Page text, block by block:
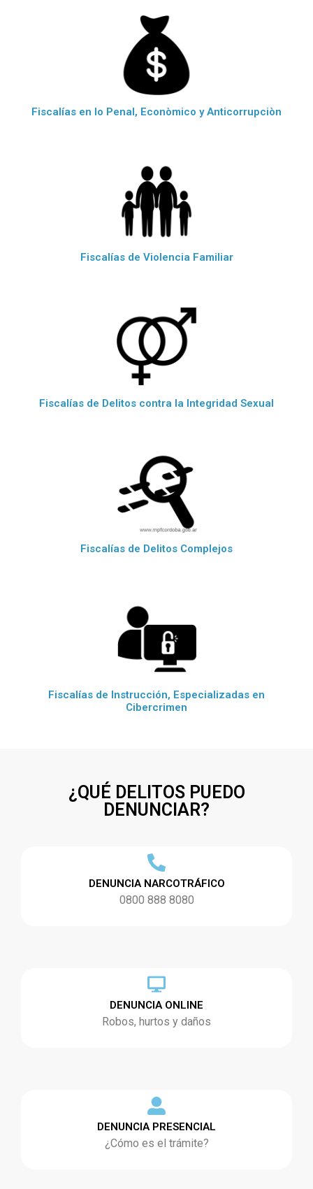
Fiscalías en lo Penal, Econòmico y Anticorrupciòn
Fiscalías de Violencia Familiar
Fiscalías de Delitos contra la Integridad Sexual
Fiscalías de Delitos Complejos
Fiscalías de Instrucción, Especializadas en
Cibercrimen
¿QUÉ DELITOS PUEDO
DENUNCIAR?
DENUNCIA NARCOTRÁFICO
0800 888 8080
DENUNCIA ONLINE
Robos, hurtos y daños
DENUNCIA PRESENCIAL
¿Cómo es el trámite?